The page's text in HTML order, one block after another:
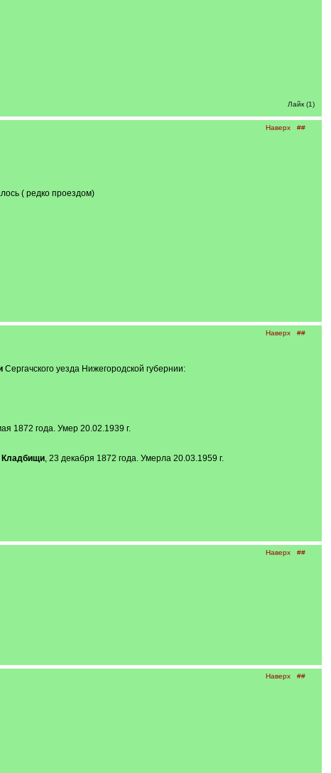
Лайк (1)
Наверх ##
( редко проездом)
Наверх ##
Сергачского уезда Нижегородской губернии:
1872 года. Умер 20.02.1939 г.
Кладбищи, 23 декабря 1872 года. Умерла 20.03.1959 г.
Наверх ##
Наверх ##